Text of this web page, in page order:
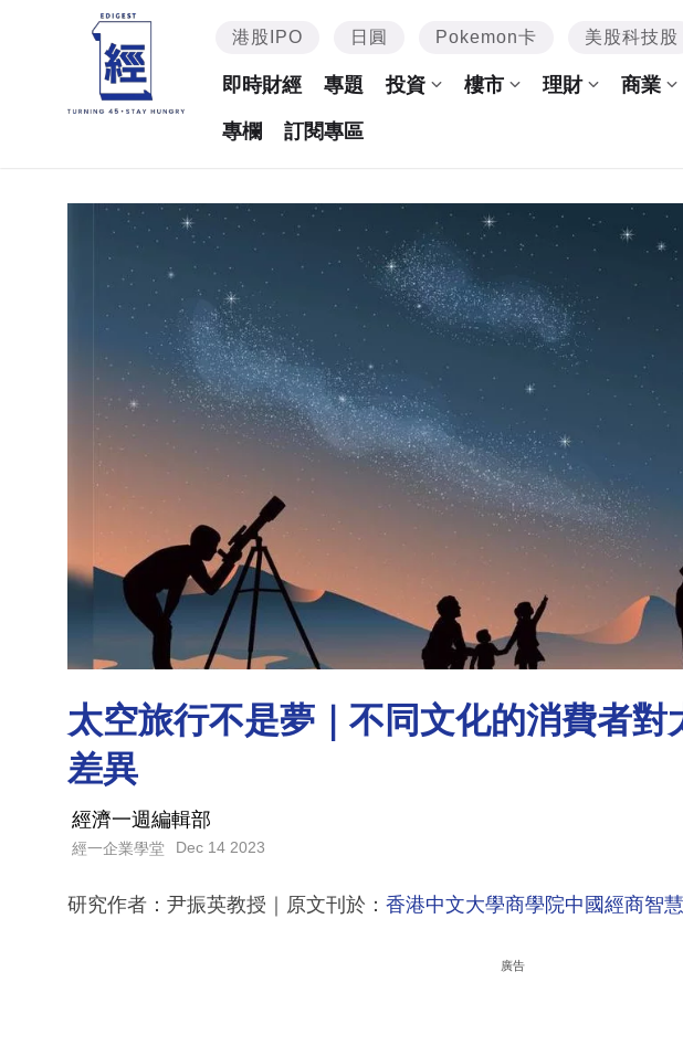
港股IPO 日圓 Pokemon卡 美股科技股
即時財經 專題 投資 樓市 理財 商業
專欄 訂閱專區
太空旅行不是夢｜不同文化的消費者對
差異
經濟一週編輯部
經一企業學堂 Dec 14 2023
研究作者：尹振英教授｜原文刊於： 香港中文大學商學院中國經商智慧
廣告